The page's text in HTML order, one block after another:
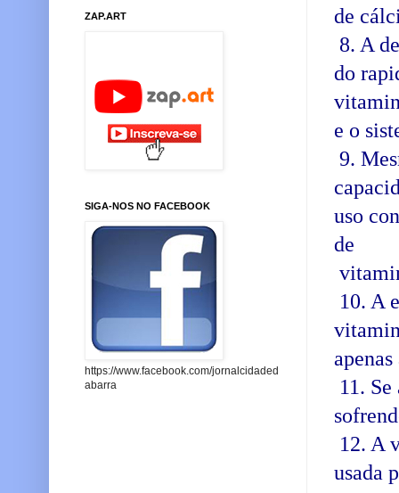
de
8. A
do
e o
9.
uso
de
10. A
11.
12. A
usada
ZAP.ART
SIGA-NOS NO FACEBOOK
https://www.facebook.com/jornalcidaded
abarra